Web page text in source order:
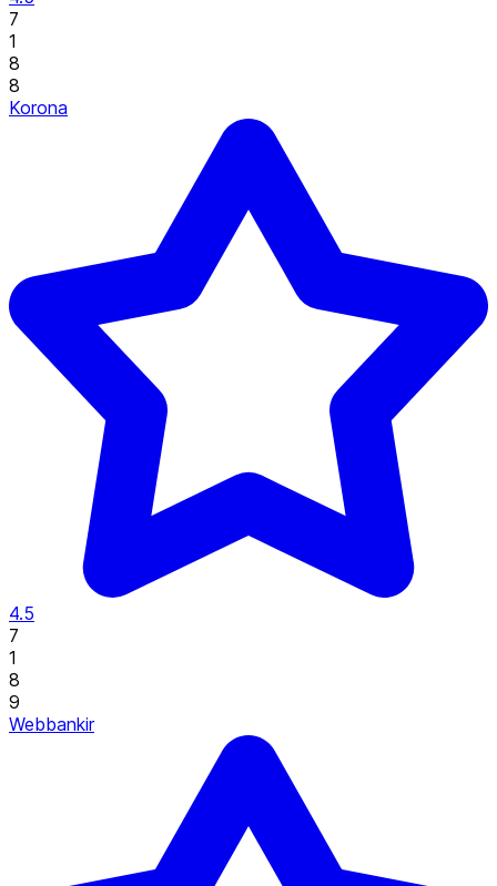
7
1
8
8
Korona
4.5
7
1
8
9
Webbankir